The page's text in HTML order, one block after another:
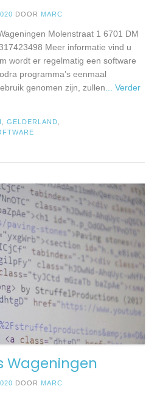
DOOR MARC
Molenstraat 1 6701 DM
Meer informatie vind u
wordt er regelmatig een software
programma’s eenmaal
genomen zijn, zullen ... Verder
GELDERLAND
Wageningen
DOOR MARC